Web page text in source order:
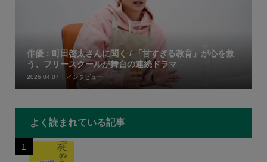
俳優：町田啓太さんに聞く / 「甘すぎる教育」が心を救
う、フリースクールが舞台の連続ドラマ
2026.04.07 インタビュー
よく読まれている記事
1